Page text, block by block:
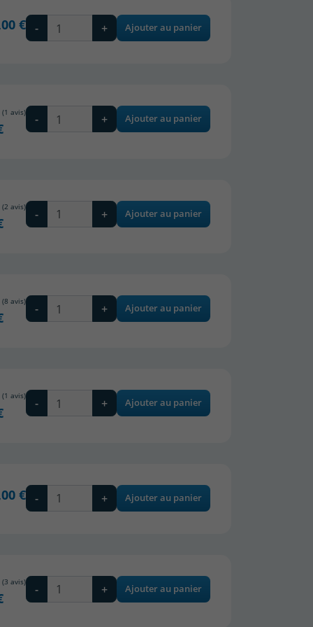
€ - + Ajouter au panier
- + Ajouter au panier
- + Ajouter au panier
- + Ajouter au panier
- + Ajouter au panier
€ - + Ajouter au panier
- + Ajouter au panier